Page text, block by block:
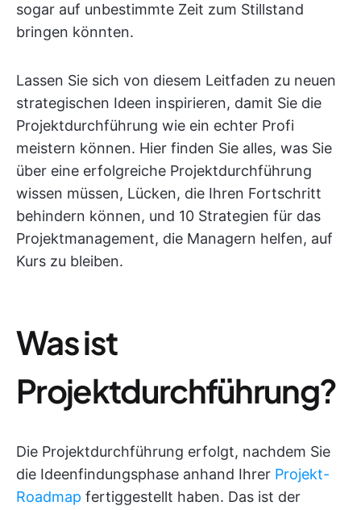
sogar auf unbestimmte Zeit zum Stillstand
bringen könnten.
Lassen Sie sich von diesem Leitfaden zu neuen
strategischen Ideen inspirieren, damit Sie die
Projektdurchführung wie ein echter Profi
meistern können. Hier finden Sie alles, was Sie
über eine erfolgreiche Projektdurchführung
wissen müssen, Lücken, die Ihren Fortschritt
behindern können, und 10 Strategien für das
Projektmanagement, die Managern helfen, auf
Kurs zu bleiben.
Was ist
Projektdurchführung?
Die Projektdurchführung erfolgt, nachdem Sie
die Ideenfindungsphase anhand Ihrer Projekt-
Roadmap fertiggestellt haben. Das ist der